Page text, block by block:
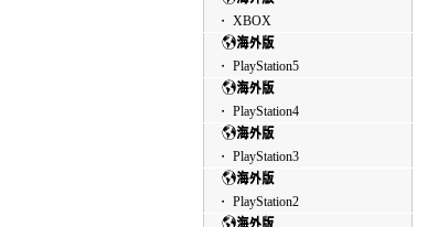
・ XBOX
・ PlayStation5
・ PlayStation4
・ PlayStation3
・ PlayStation2